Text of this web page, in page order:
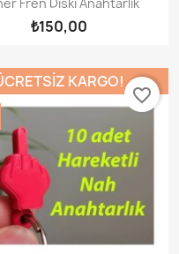
₺150,00
KARGO!
favorite_border